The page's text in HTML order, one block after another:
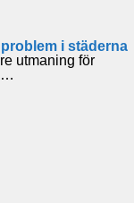
i städerna
utmaning för